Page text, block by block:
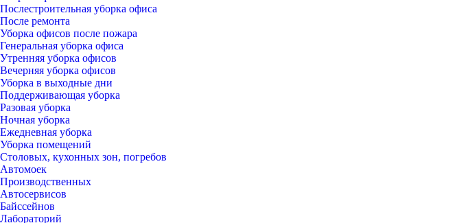
Послестроительная уборка офиса
После ремонта
Уборка офисов после пожара
Генеральная уборка офиса
Утренняя уборка офисов
Вечерняя уборка офисов
Уборка в выходные дни
Поддерживающая уборка
Разовая уборка
Ночная уборка
Ежедневная уборка
Уборка помещений
Столовых, кухонных зон, погребов
Автомоек
Производственных
Автосервисов
Байссейнов
Лабораторий